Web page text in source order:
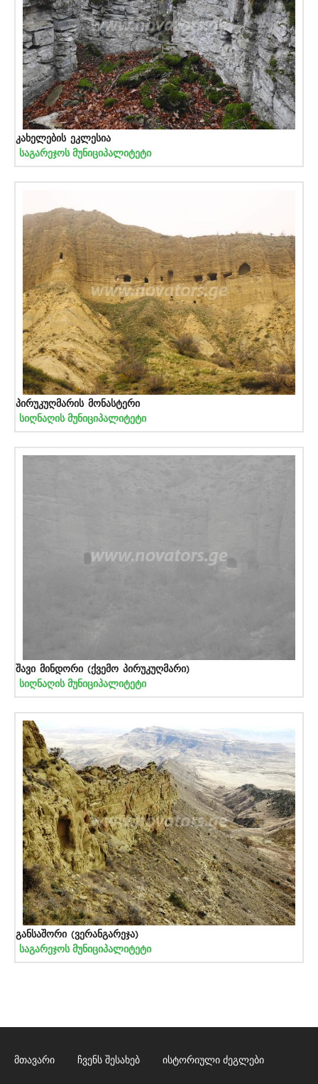
კახელების ეკლესია
საგარეჯოს მუნიციპალიტეტი
პირუკუღმარის მონასტერი
სიღნაღის მუნიციპალიტეტი
შავი მინდორი (ქვემო პირუკუღმარი)
სიღნაღის მუნიციპალიტეტი
განსაშორი (ვერანგარეჯა)
საგარეჯოს მუნიციპალიტეტი
მთავარი ჩვენს შესახებ ისტორიული ძეგლები